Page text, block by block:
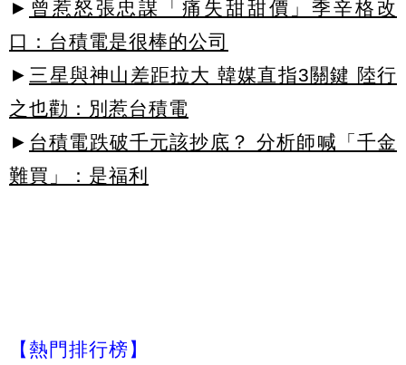
► 曾惹怒張忠謀「痛失甜甜價」季辛格改
口：台積電是很棒的公司
► 三星與神山差距拉大 韓媒直指3關鍵 陸行
之也勸：別惹台積電
► 台積電跌破千元該抄底？ 分析師喊「千金
難買」：是福利
【熱門排行榜】